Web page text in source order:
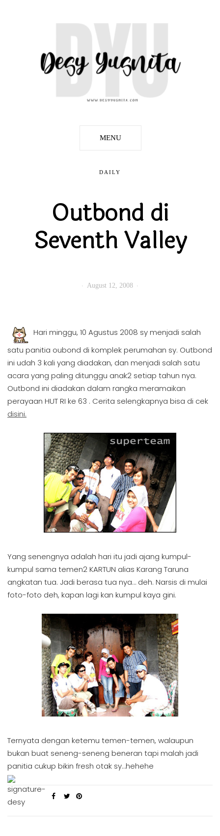
MENU
DAILY
Outbond di
Seventh Valley
August 12, 2008
Hari minggu, 10 Agustus 2008 sy menjadi salah
satu panitia oubond di komplek perumahan sy. Outbond
ini udah 3 kali yang diadakan, dan menjadi salah satu
acara yang paling ditunggu anak2 setiap tahun nya.
Outbond ini diadakan dalam rangka meramaikan
perayaan HUT RI ke 63 . Cerita selengkapnya bisa di cek
disini.
Yang senengnya adalah hari itu jadi ajang kumpul-
kumpul sama temen2 KARTUN alias Karang Taruna
angkatan tua. Jadi berasa tua nya… deh. Narsis di mulai
foto-foto deh, kapan lagi kan kumpul kaya gini.
Ternyata dengan ketemu temen-temen, walaupun
bukan buat seneng-seneng beneran tapi malah jadi
panitia cukup bikin fresh otak sy…hehehe